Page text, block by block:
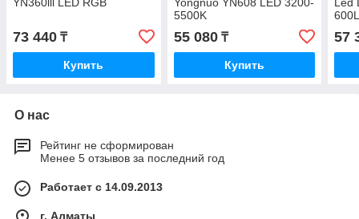
YN360lll LED RGB
73 440 ₸
Купить
Yongnuo YN608 LED 3200-
5500K
55 080₸
Купить
Led
57
О нас
Рейтинг не сформирован
Менее 5 отзывов за последний год
Работает с 14.09.2013
г. Алматы